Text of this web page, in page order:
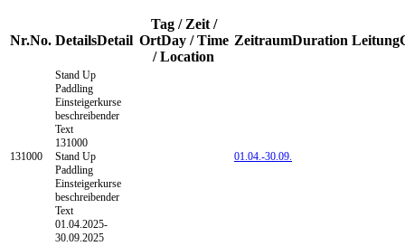
Nr.No. DetailsDetail
Tag / Zeit /
OrtDay / Time
/ Location
ZeitraumDuration Leitung
131000
Stand Up
Paddling
Einsteigerkurse
beschreibender
Text
131000
Stand Up
Paddling
Einsteigerkurse
beschreibender
Text
01.04.2025-
30.09.2025
01.04.-30.09.